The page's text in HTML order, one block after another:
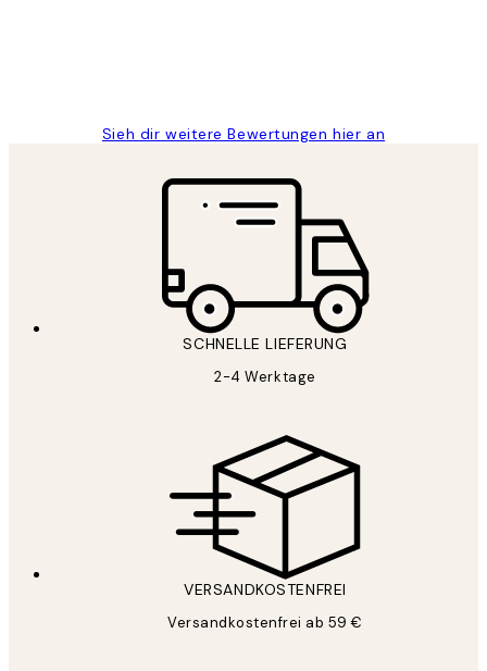
Sieh dir weitere Bewertungen hier an
SCHNELLE LIEFERUNG
2-4 Werktage
VERSANDKOSTENFREI
Versandkostenfrei ab 59 €